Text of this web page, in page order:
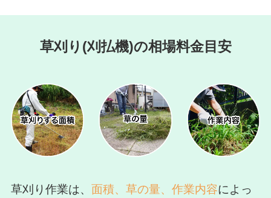
草刈り(刈払機)の相場料金目安
草刈り作業は、 面積、草の量、作業内容によっ